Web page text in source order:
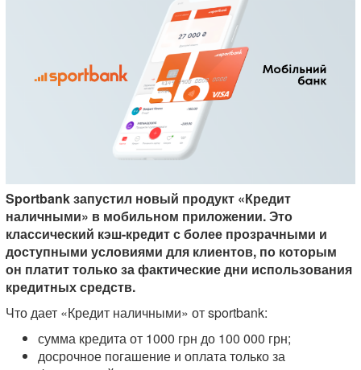
Sportbank запустил новый продукт «Кредит
наличными» в мобильном приложении. Это
классический кэш-кредит с более прозрачными и
доступными условиями для клиентов, по которым
он платит только за фактические дни использования
кредитных средств.
Что дает «Кредит наличными» от sportbank:
сумма кредита от 1000 грн до 100 000 грн;
досрочное погашение и оплата только за